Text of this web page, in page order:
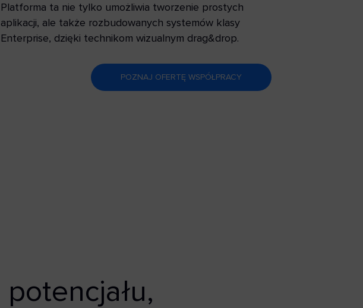
Platforma ta nie tylko umożliwia tworzenie prostych
aplikacji, ale także rozbudowanych systemów klasy
Enterprise, dzięki technikom wizualnym drag&drop.
POZNAJ OFERTĘ WSPÓŁPRACY